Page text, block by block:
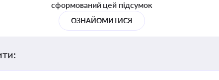
сформований цей підсумок
ОЗНАЙОМИТИСЯ